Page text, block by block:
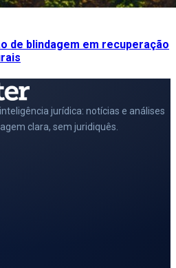
de blindagem em recuperação
jurídica: notícias e análises
clara, sem juridiquês.